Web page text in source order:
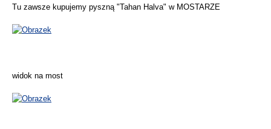
Tu zawsze kupujemy pyszną "Tahan Halva" w MOSTARZE
widok na most